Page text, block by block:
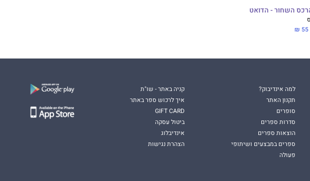
השחור - הדואט
55 ₪
למה אינדיבוק?
תקנון האתר
סופרים
סדרות ספרים
הוצאות ספרים
ספרים במבצעים ושיתופי
פעולה
קניה באתר - שו"ת
איך לרכוש ספר באתר
GIFT CARD
ביטול עסקה
אינדיבלוג
הצהרת נגישות